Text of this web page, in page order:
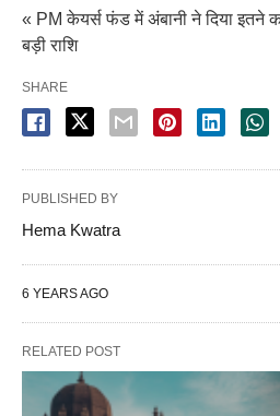
« PM केयर्स फंड में अंबानी ने दिया इतने
बड़ी राशि
SHARE
PUBLISHED BY
Hema Kwatra
6 YEARS AGO
RELATED POST